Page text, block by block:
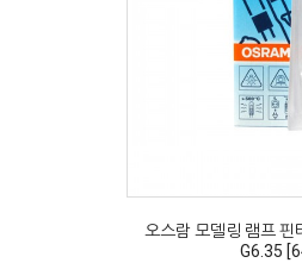
오스람 모델링 램프
G6.35